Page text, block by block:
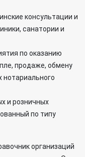
консультации и
санатории и
по оказанию
продаже, обмену
и розничных
по типу
организаций